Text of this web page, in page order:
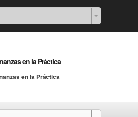
en la Práctica
en la Práctica